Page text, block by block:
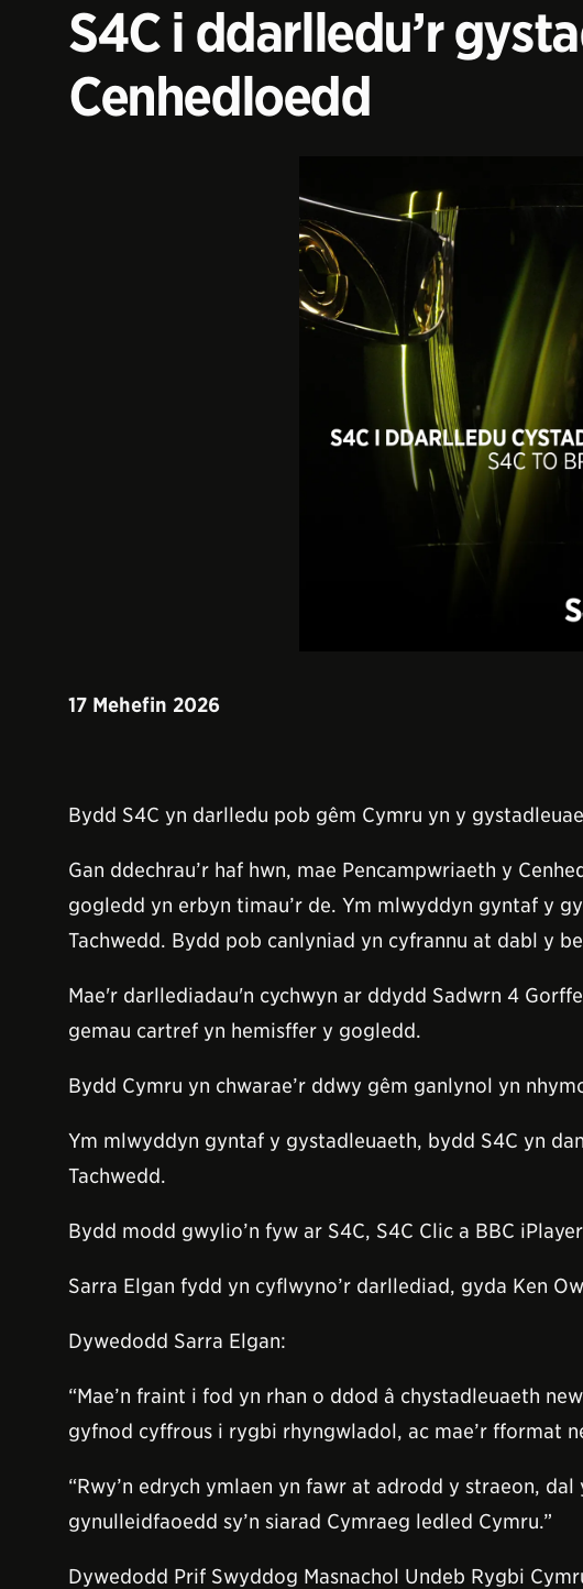
S4C i ddarlledu’r
Cenhedloedd
17 Mehefin 2026
Bydd S4C yn darlledu pob gêm Cymru yn y
Gan ddechrau’r haf hwn, mae Pencampwriaeth y
gogledd yn erbyn timau’r de. Ym mlwyddyn gyntaf y
Tachwedd. Bydd pob canlyniad yn cyfrannu at dabl y
Mae'r darllediadau'n cychwyn ar ddydd Sadwrn 4
gemau cartref yn hemisffer y gogledd.
Bydd Cymru yn chwarae’r ddwy gêm ganlynol yn
Ym mlwyddyn gyntaf y gystadleuaeth, bydd S4C yn
Tachwedd.
Bydd modd gwylio’n fyw ar S4C, S4C Clic a BBC
Sarra Elgan fydd yn cyflwyno’r darllediad, gyda Ken
Dywedodd Sarra Elgan:
“Mae’n fraint i fod yn rhan o ddod â chystadleuaeth
gyfnod cyffrous i rygbi rhyngwladol, ac mae’r fformat
“Rwy’n edrych ymlaen yn fawr at adrodd y straeon,
gynulleidfaoedd sy’n siarad Cymraeg ledled Cymru.”
Dywedodd Prif Swyddog Masnachol Undeb Rygbi